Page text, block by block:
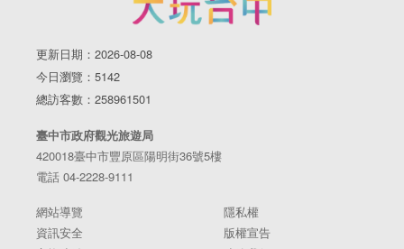
更新日期：2026-08-08
今日瀏覽：5142
總訪客數：258961501
臺中市政府觀光旅遊局
420018臺中市豐原區陽明街36號5樓
電話 04-2228-9111
網站導覽
隱私權
資訊安全
版權宣告